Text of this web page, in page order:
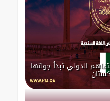
الدولي تبدأ جولتها